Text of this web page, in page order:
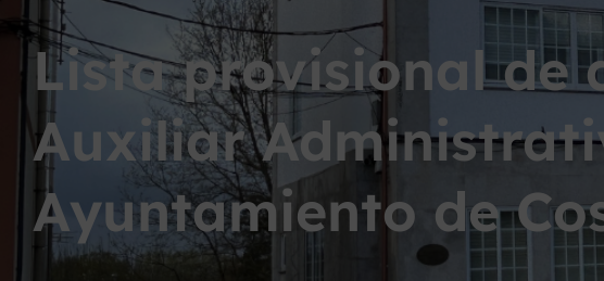
Lista provisional de
Auxiliar
Ayuntamiento de